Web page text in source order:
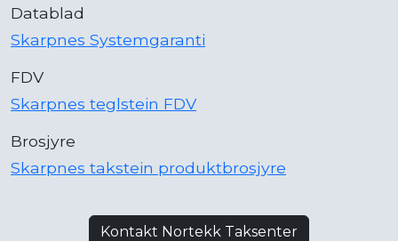
Datablad
Skarpnes Systemgaranti
FDV
Skarpnes teglstein FDV
Brosjyre
Skarpnes takstein produktbrosjyre
Kontakt Nortekk Taksenter